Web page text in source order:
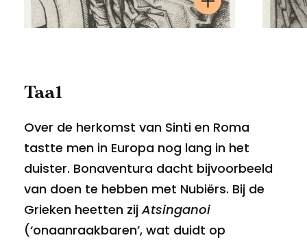
Taal
Over de herkomst van Sinti en Roma
tastte men in Europa nog lang in het
duister. Bonaventura dacht bijvoorbeeld
van doen te hebben met Nubiërs. Bij de
Grieken heetten zij Atsinganoi
(‘onaanraakbaren’, wat duidt op